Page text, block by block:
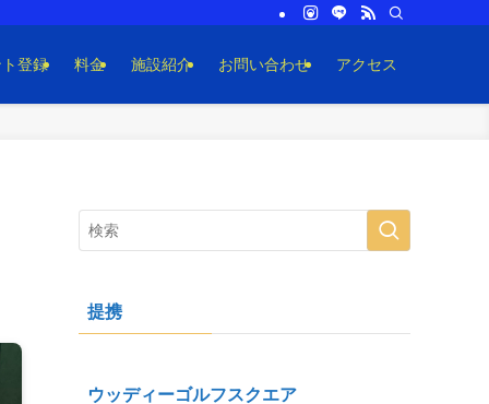
登録 料金 施設紹介 お問い合わせ アクセス
提携
ウッディーゴルフスクエア